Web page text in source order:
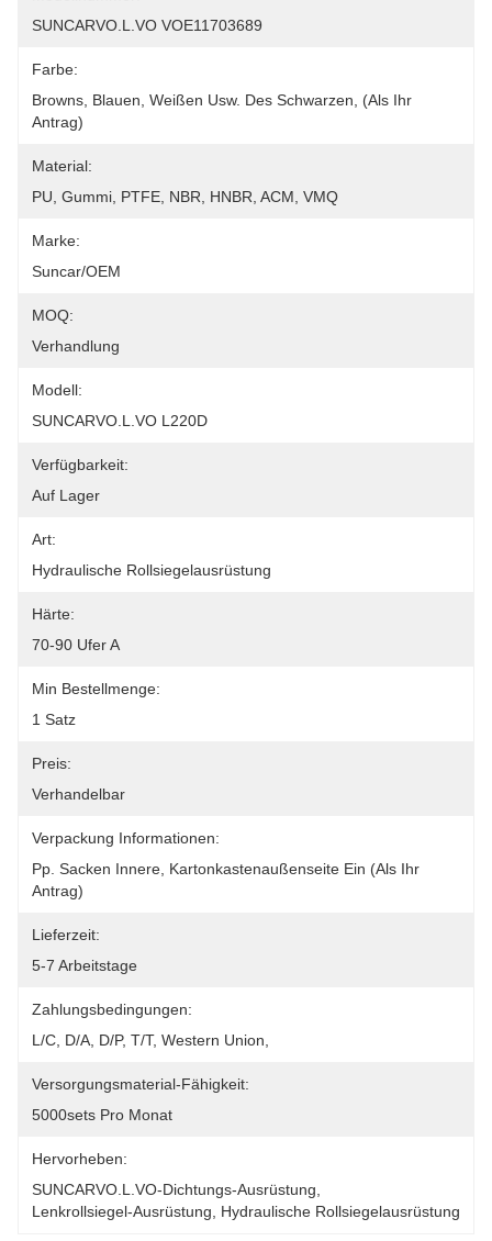
SUNCARVO.L.VO VOE11703689
Farbe:
Browns, Blauen, Weißen Usw. Des Schwarzen, (als Ihr
Antrag)
Material:
PU, Gummi, PTFE, NBR, HNBR, ACM, VMQ
Marke:
Suncar/OEM
MOQ:
Verhandlung
Modell:
SUNCARVO.L.VO L220D
Verfügbarkeit:
Auf Lager
Art:
Hydraulische Rollsiegelausrüstung
Härte:
70-90 Ufer A
Min Bestellmenge:
1 Satz
Preis:
Verhandelbar
Verpackung Informationen:
Pp. Sacken Innere, Kartonkastenaußenseite Ein (als Ihr
Antrag)
Lieferzeit:
5-7 Arbeitstage
Zahlungsbedingungen:
L/C, D/A, D/P, T/T, Western Union,
Versorgungsmaterial-Fähigkeit:
5000sets Pro Monat
Hervorheben:
SUNCARVO.L.VO-Dichtungs-Ausrüstung
Lenkrollsiegel-Ausrüstung
Hydraulische Rollsiegelausrüstung